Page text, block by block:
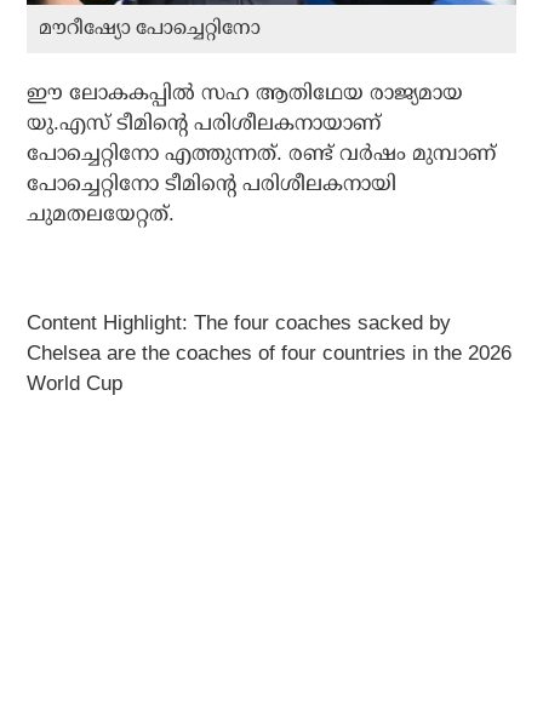
മൗറീഷ്യോ പോച്ചെറ്റിനോ
ഈ ലോകകപ്പില്‍ സഹ ആതിഥേയ രാജ്യമായ
യു.എസ് ടീമിന്റെ പരിശീലകനായാണ്
പോച്ചെറ്റിനോ എത്തുന്നത്. രണ്ട് വര്‍ഷം മുമ്പാണ്
പോച്ചെറ്റിനോ ടീമിന്റെ പരിശീലകനായി
ചുമതലയേറ്റത്.
Content Highlight: The four coaches sacked by
Chelsea are the coaches of four countries in the 2026
World Cup